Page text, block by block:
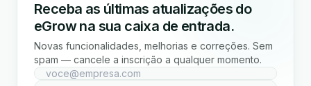
Receba as últimas atualizações do
eGrow na sua caixa de entrada.
Novas funcionalidades, melhorias e correções. Sem
spam — cancele a inscrição a qualquer momento.